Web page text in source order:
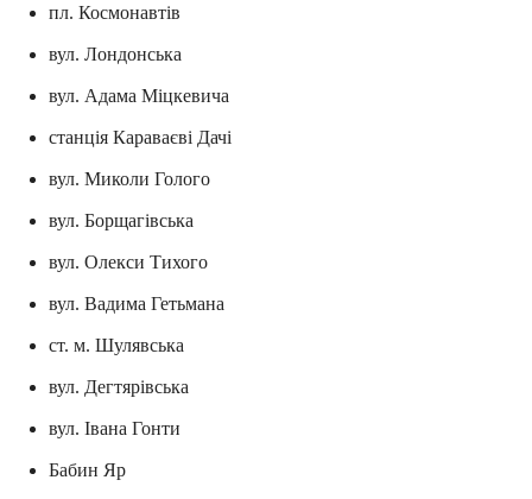
пл. Космонавтів
вул. Лондонська
вул. Адама Міцкевича
станція Караваєві Дачі
вул. Миколи Голого
вул. Борщагівська
вул. Олекси Тихого
вул. Вадима Гетьмана
ст. м. Шулявська
вул. Дегтярівська
вул. Івана Гонти
Бабин Яр